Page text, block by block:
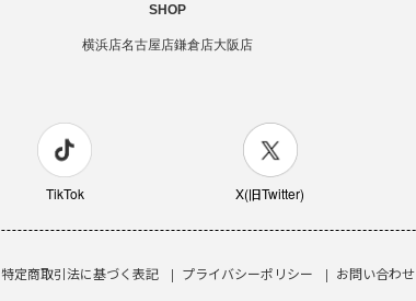
SHOP
横浜店名古屋店鎌倉店大阪店
TikTok X(旧Twitter)
特定商取引法に基づく表記 プライバシーポリシー お問い合わせ